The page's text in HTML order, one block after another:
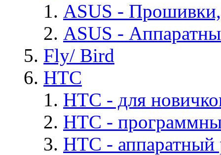
ASUS -
ASUS -
Fly/ Bird
HTC
HTC - для
HTC -
HTC - аппаратный